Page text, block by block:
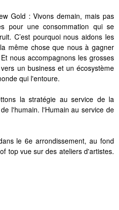
Gold : Vivons demain, mais pas
pour une consommation qui se
C’est pourquoi nous aidons les
même chose que nous à gagner
nous accompagnons les grosses
un business et un écosystème
qui l'entoure.
la stratégie au service de la
l'humain. l'Humain au service de
le 6e arrondissement, au fond
top vue sur des ateliers d'artistes.